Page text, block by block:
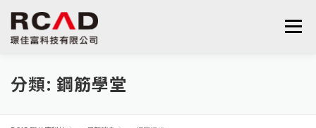
跳
至
主
內
選單
最新消息 軟體產品
分類: 鋼筋學堂